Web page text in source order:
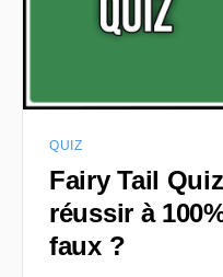
QUIZ
Fairy Tail
réussir à
faux ?